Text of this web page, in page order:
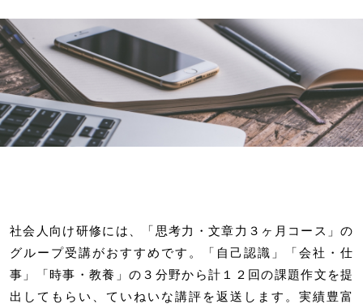
社会人向け研修には、「思考力・文章力３ヶ月コース」の
グループ受講がおすすめです。「自己認識」「会社・仕
事」「時事・教養」の３分野から計１２回の課題作文を提
出してもらい、ていねいな講評を返送します。実績豊富